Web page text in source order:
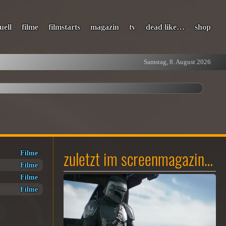
filme filmstarts magazin tv dead like… shop
Samstag, 8. August 2026
Filme
Filme
Filme
Filme
zuletzt im screenmagazin…